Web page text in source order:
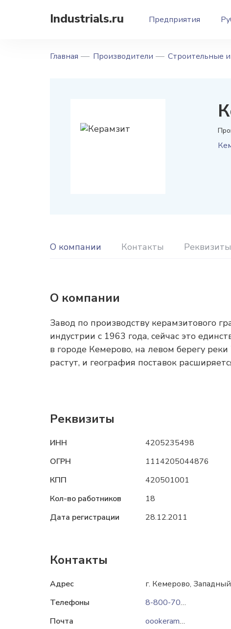
Industrials.ru Предприятия
Главная Производители Строительные
О компании Контакты Реквизиты
О компании
Завод по производству керамзитового
индустрии с 1963 года, сейчас это
в городе Кемерово, на левом берегу
растут, и география поставок
Реквизиты
ИНН
4205235498
ОГРН
1114205044876
КПП
420501001
Кол-во работников
18
Дата регистрации
28.12.2011
Контакты
Адрес
г. Кемерово,
Телефоны
8-800-7007-647
Почта
oookeramzit@bk.ru